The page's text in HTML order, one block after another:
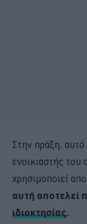
Στην πράξη, αυτό
ενοικιαστής του
χρησιμοποιεί
αυτή αποτελεί
ιδιοκτησίας.